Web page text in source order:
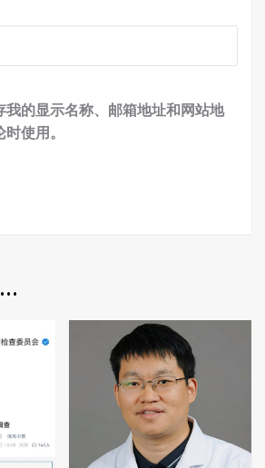
我的显示名称、邮箱地址和网站地
使用。